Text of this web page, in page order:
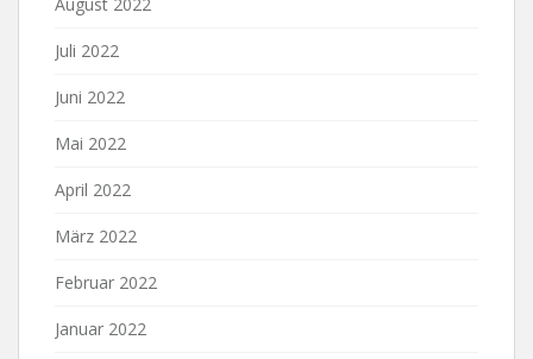
Juli 2022
Juni 2022
Mai 2022
April 2022
März 2022
Februar 2022
Januar 2022